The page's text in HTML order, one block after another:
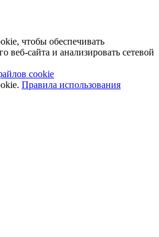
чтобы обеспечивать
веб-сайта и анализировать сетевой
cookie
Правила использования